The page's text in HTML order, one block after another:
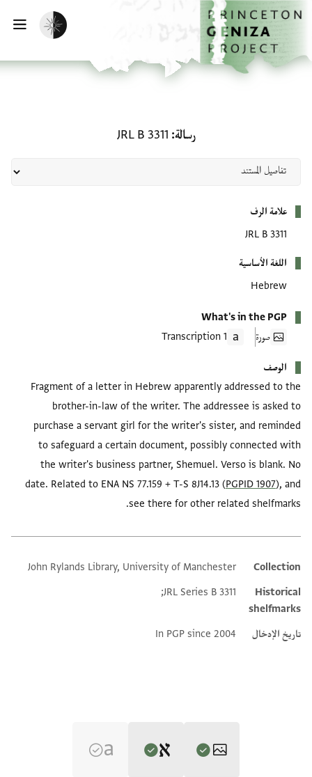
إلى المحتوى الرئيسي
الرئيسية
تفعيل الوضع المظلم
رسالة JRL B 3311
علامة الرف
JRL B 3311
اللغة الأساسية
Hebrew
What's in the PGP
صورة
1 Transcription
الوصف
Fragment of a letter in Hebrew apparently addressed to the
brother-in-law of the writer. The addressee is asked to
purchase a servant girl for the writer's sister, and reminded
to safeguard a certain document, possibly connected with
the writer's business partner, Shemuel. Verso is blank. No
date. Related to ENA NS 77.159 + T-S 8J14.13 (PGPID 1907), and
see there for other related shelfmarks.
Additional metadata
Collection
John Rylands Library, University of Manchester
Historical
shelfmarks
JRL Series B 3311;
تاريخ الإدخال In PGP since 2004